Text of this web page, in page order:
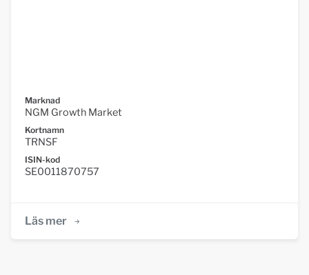
Marknad
NGM Growth Market
Kortnamn
TRNSF
ISIN-kod
SE0011870757
Läs mer